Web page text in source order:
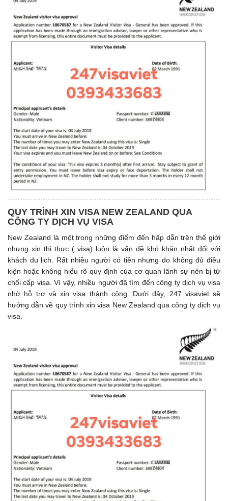
QUY TRÌNH XIN VISA NEW ZEALAND QUA
CÔNG TY DỊCH VỤ VISA
New Zealand là một trong những điểm đến hấp dẫn trên thế giới
nhưng xin thị thực ( visa) luôn là vấn đề khó khăn nhất đối với
khách du lịch. Rất nhiều người có tiền nhưng do không đủ điều
kiện hoặc không hiểu rõ quy định của cơ quan lãnh sự nên bị từ
chối cấp visa. Vì vậy, nhiều người đã tìm đến công ty dịch vụ visa
nhờ hỗ trợ và xin visa thành công. Dưới đây, 247 visaviet sẽ
hướng dẫn về quy trình xin visa New Zealand qua công ty dịch vụ
visa.